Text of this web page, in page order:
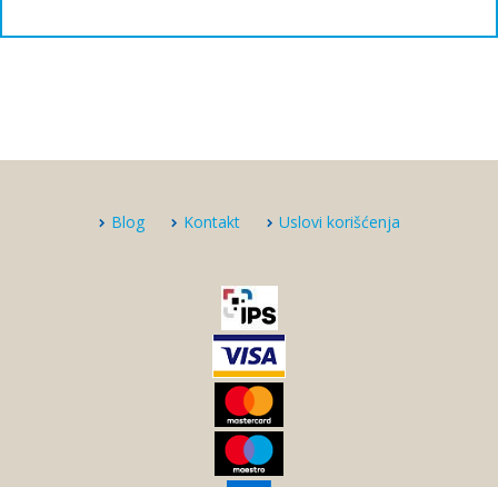
Blog Kontakt Uslovi korišćenja